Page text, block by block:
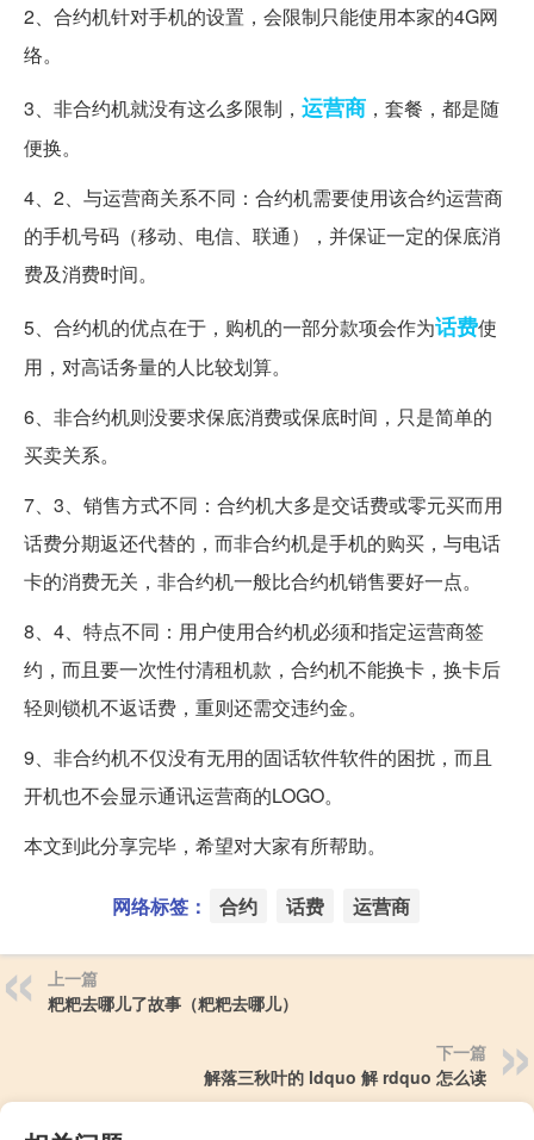
2、合约机针对手机的设置，会限制只能使用本家的4G网
络。
3、非合约机就没有这么多限制， 运营商 ，套餐，都是随
便换。
4、2、与运营商关系不同：合约机需要使用该合约运营商
的手机号码（移动、电信、联通），并保证一定的保底消
费及消费时间。
5、合约机的优点在于，购机的一部分款项会作为话费使
用，对高话务量的人比较划算。
6、非合约机则没要求保底消费或保底时间，只是简单的
买卖关系。
7、3、销售方式不同：合约机大多是交话费或零元买而用
话费分期返还代替的，而非合约机是手机的购买，与电话
卡的消费无关，非合约机一般比合约机销售要好一点。
8、4、特点不同：用户使用合约机必须和指定运营商签
约，而且要一次性付清租机款，合约机不能换卡，换卡后
轻则锁机不返话费，重则还需交违约金。
9、非合约机不仅没有无用的固话软件软件的困扰，而且
开机也不会显示通讯运营商的LOGO。
本文到此分享完毕，希望对大家有所帮助。
网络标签： 合约 话费 运营商
上一篇
粑粑去哪儿了故事（粑粑去哪儿）
下一篇
解落三秋叶的 ldquo 解 rdquo 怎么读